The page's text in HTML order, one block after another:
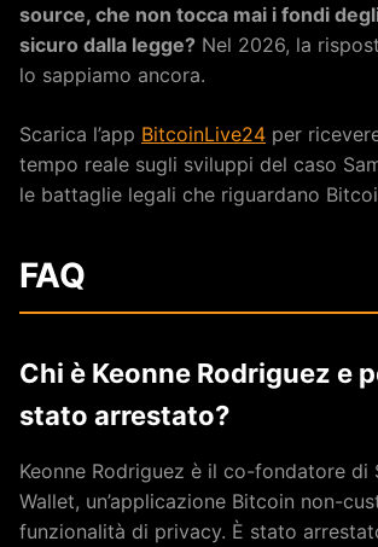
source, che non tocca mai i fondi
sicuro dalla legge? Nel 2026, la
lo sappiamo ancora.
Scarica l’app BitcoinLive24 per
tempo reale sugli sviluppi del caso
le battaglie legali che riguardano
FAQ
Chi è Keonne Rodriguez e
stato arrestato?
Keonne Rodriguez è il co-fondatore di
Wallet, un’applicazione Bitcoin non-
funzionalità di privacy. È stato